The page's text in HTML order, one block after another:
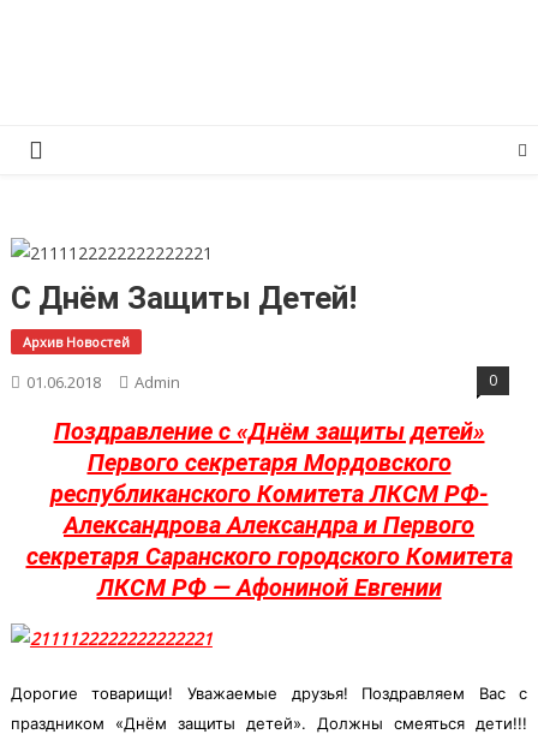
С Днём Защиты Детей!
Архив Новостей
01.06.2018 Admin 0
Поздравление с «Днём защиты детей»
Первого секретаря Мордовского
республиканского Комитета ЛКСМ РФ-
Александрова Александра и Первого
секретаря Саранского городского Комитета
ЛКСМ РФ — Афониной Евгении
Дорогие товарищи! Уважаемые друзья! Поздравляем Вас с
праздником «Днём защиты детей». Должны смеяться дети!!!